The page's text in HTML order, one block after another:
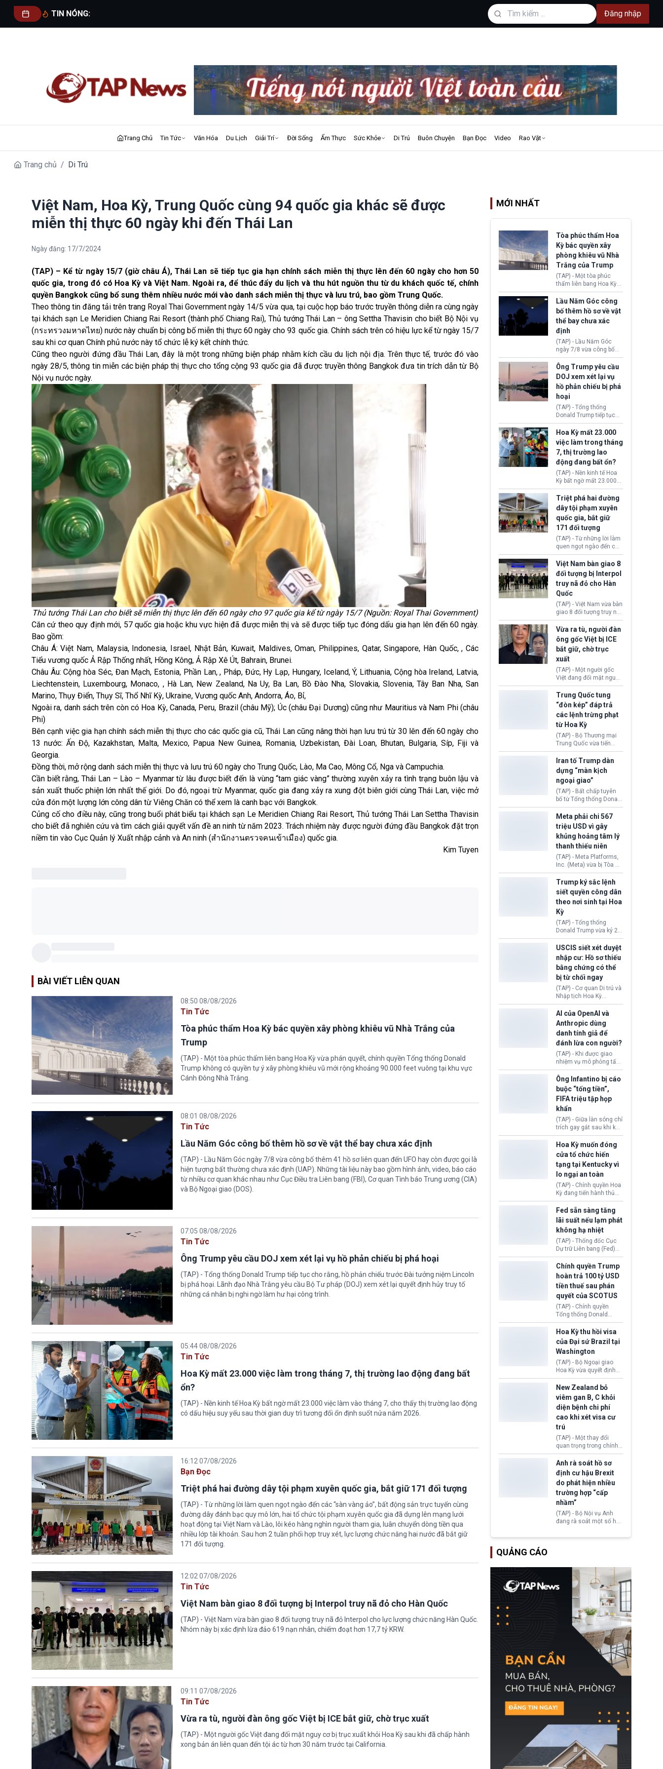
TIN NÓNG: Đăng nhập
Trang Chủ Tin Tức Văn Hóa Du Lịch Giải Trí Đời Sống Ẩm Thực Sức Khỏe Di Trú Buôn Chuyện Bạn Đọc Video Rao Vặt
Trang chủ / Di Trú
Việt Nam, Hoa Kỳ, Trung Quốc cùng 94 quốc gia khác sẽ được
miễn thị thực 60 ngày khi đến Thái Lan
Ngày đăng: 17/7/2024
(TAP) – Kể từ ngày 15/7 (giờ châu Á), Thái Lan sẽ tiếp tục gia hạn chính sách miễn thị thực lên đến 60 ngày cho hơn 50
quốc gia, trong đó có Hoa Kỳ và Việt Nam. Ngoài ra, để thúc đẩy du lịch và thu hút nguồn thu từ du khách quốc tế, chính
quyền Bangkok cũng bổ sung thêm nhiều nước mới vào danh sách miễn thị thực và lưu trú, bao gồm Trung Quốc.
Theo thông tin đăng tải trên trang Royal Thai Government ngày 14/5 vừa qua, tại cuộc họp báo trước truyền thông diễn ra cùng ngày
tại khách sạn Le Meridien Chiang Rai Resort (thành phố Chiang Rai), Thủ tướng Thái Lan – ông Settha Thavisin cho biết Bộ Nội vụ
(กระทรวงมหาดไทย) nước này chuẩn bị công bố miễn thị thực 60 ngày cho 93 quốc gia. Chính sách trên có hiệu lực kể từ ngày 15/7
sau khi cơ quan Chính phủ nước này tổ chức lễ ký kết chính thức.
Cũng theo người đứng đầu Thái Lan, đây là một trong những biện pháp nhằm kích cầu du lịch nội địa. Trên thực tế, trước đó vào
ngày 28/5, thông tin miễn các biện pháp thị thực cho tổng cộng 93 quốc gia đã được truyền thông Bangkok đưa tin trích dẫn từ Bộ
Nội vụ nước ngày.
Thủ tướng Thái Lan cho biết sẽ miễn thị thực lên đến 60 ngày cho 97 quốc gia kể từ ngày 15/7 (Nguồn: Royal Thai Government)
Căn cứ theo quy định mới, 57 quốc gia hoặc khu vực hiện đã được miễn thị và sẽ được tiếp tục đóng dấu gia hạn lên đến 60 ngày.
Bao gồm:
Châu Á: Việt Nam, Malaysia, Indonesia, Israel, Nhật Bản, Kuwait, Maldives, Oman, Philippines, Qatar, Singapore, Hàn Quốc, , Các
Tiểu vương quốc Ả Rập Thống nhất, Hồng Kông, Ả Rập Xê Út, Bahrain, Brunei.
Châu Âu: Cộng hòa Séc, Đan Mạch, Estonia, Phần Lan, , Pháp, Đức, Hy Lạp, Hungary, Iceland, Ý, Lithuania, Cộng hòa Ireland, Latvia,
Liechtenstein, Luxembourg, Monaco, , Hà Lan, New Zealand, Na Uy, Ba Lan, Bồ Đào Nha, Slovakia, Slovenia, Tây Ban Nha, San
Marino, Thụy Điển, Thụy Sĩ, Thổ Nhĩ Kỳ, Ukraine, Vương quốc Anh, Andorra, Áo, Bỉ,
Ngoài ra, danh sách trên còn có Hoa Kỳ, Canada, Peru, Brazil (châu Mỹ); Úc (châu Đại Dương) cũng như Mauritius và Nam Phi (châu
Phi)
Bên cạnh việc gia hạn chính sách miễn thị thực cho các quốc gia cũ, Thái Lan cũng nâng thời hạn lưu trú từ 30 lên đến 60 ngày cho
13 nước: Ấn Độ, Kazakhstan, Malta, Mexico, Papua New Guinea, Romania, Uzbekistan, Đài Loan, Bhutan, Bulgaria, Síp, Fiji và
Georgia.
Đồng thời, mở rộng danh sách miễn thị thực và lưu trú 60 ngày cho Trung Quốc, Lào, Ma Cao, Mông Cổ, Nga và Campuchia.
Cần biết rằng, Thái Lan – Lào – Myanmar từ lâu được biết đến là vùng “tam giác vàng” thường xuyên xảy ra tình trạng buôn lậu và
sản xuất thuốc phiện lớn nhất thế giới. Do đó, ngoại trừ Myanmar, quốc gia đang xảy ra xung đột biên giới cùng Thái Lan, việc mở
cửa đón một lượng lớn công dân từ Viêng Chăn có thể xem là canh bạc với Bangkok.
Củng cố cho điều này, cũng trong buổi phát biểu tại khách sạn Le Meridien Chiang Rai Resort, Thủ tướng Thái Lan Settha Thavisin
cho biết đã nghiên cứu và tìm cách giải quyết vấn đề an ninh từ năm 2023. Trách nhiệm này được người đứng đầu Bangkok đặt trọn
niềm tin vào Cục Quản lý Xuất nhập cảnh và An ninh (สำนักงานตรวจคนเข้าเมือง) quốc gia.
Kim Tuyen
BÀI VIẾT LIÊN QUAN
08:50 08/08/2026
Tin Tức
Tòa phúc thẩm Hoa Kỳ bác quyền xây phòng khiêu vũ Nhà Trắng của
Trump
(TAP) - Một tòa phúc thẩm liên bang Hoa Kỳ vừa phán quyết, chính quyền Tổng thống Donald
Trump không có quyền tự ý xây phòng khiêu vũ mới rộng khoảng 90.000 feet vuông tại khu vực
Cánh Đông Nhà Trắng.
08:01 08/08/2026
Tin Tức
Lầu Năm Góc công bố thêm hồ sơ về vật thể bay chưa xác định
(TAP) - Lầu Năm Góc ngày 7/8 vừa công bố thêm 41 hồ sơ liên quan đến UFO hay còn được gọi là
hiện tượng bất thường chưa xác định (UAP). Những tài liệu này bao gồm hình ảnh, video, báo cáo
từ nhiều cơ quan khác nhau như Cục Điều tra Liên bang (FBI), Cơ quan Tình báo Trung ương (CIA)
và Bộ Ngoại giao (DOS).
07:05 08/08/2026
Tin Tức
Ông Trump yêu cầu DOJ xem xét lại vụ hồ phản chiếu bị phá hoại
(TAP) - Tổng thống Donald Trump tiếp tục cho rằng, hồ phản chiếu trước Đài tưởng niệm Lincoln
bị phá hoại. Lãnh đạo Nhà Trắng yêu cầu Bộ Tư pháp (DOJ) xem xét lại quyết định hủy truy tố
những cá nhân bị nghi ngờ làm hư hại công trình.
05:44 08/08/2026
Tin Tức
Hoa Kỳ mất 23.000 việc làm trong tháng 7, thị trường lao động đang bất
ổn?
(TAP) - Nền kinh tế Hoa Kỳ bất ngờ mất 23.000 việc làm vào tháng 7, cho thấy thị trường lao động
có dấu hiệu suy yếu sau thời gian duy trì tương đối ổn định suốt nửa năm 2026.
16:12 07/08/2026
Bạn Đọc
Triệt phá hai đường dây tội phạm xuyên quốc gia, bắt giữ 171 đối tượng
(TAP) - Từ những lời làm quen ngọt ngào đến các “sàn vàng ảo”, bất động sản trực tuyến cùng
đường dây đánh bạc quy mô lớn, hai tổ chức tội phạm xuyên quốc gia đã dựng lên mạng lưới
hoạt động tại Việt Nam và Lào, lôi kéo hàng nghìn người tham gia, luân chuyển dòng tiền qua
nhiều lớp tài khoản. Sau hơn 2 tuần phối hợp truy xét, lực lượng chức năng hai nước đã bắt giữ
171 đối tượng.
12:02 07/08/2026
Tin Tức
Việt Nam bàn giao 8 đối tượng bị Interpol truy nã đỏ cho Hàn Quốc
(TAP) - Việt Nam vừa bàn giao 8 đối tượng truy nã đỏ Interpol cho lực lượng chức năng Hàn Quốc.
Nhóm này bị xác định lừa đảo 619 nạn nhân, chiếm đoạt hơn 17,7 tỷ KRW.
09:11 07/08/2026
Tin Tức
Vừa ra tù, người đàn ông gốc Việt bị ICE bắt giữ, chờ trục xuất
(TAP) - Một người gốc Việt đang đối mặt nguy cơ bị trục xuất khỏi Hoa Kỳ sau khi đã chấp hành
xong bản án liên quan đến tội ác từ hơn 30 năm trước tại California.
MỚI NHẤT
Tòa phúc thẩm Hoa
Kỳ bác quyền xây
phòng khiêu vũ Nhà
Trắng của Trump
(TAP) - Một tòa phúc
thẩm liên bang Hoa Kỳ
vừa phán quyết, chính
quyền Tổng thống
Donald Trump không có
quyền tự ý xây phòng
khiêu vũ mới rộng
khoảng 90.000 feet
vuông tại khu vực Cánh
Đông Nhà Trắng.
Lầu Năm Góc công
bố thêm hồ sơ về vật
thể bay chưa xác
định
(TAP) - Lầu Năm Góc
ngày 7/8 vừa công bố
thêm 41 hồ sơ liên quan
đến UFO hay còn được
gọi là hiện tượng bất
thường chưa xác định
(UAP). Những tài liệu này
bao gồm hình ảnh,
video, báo cáo từ nhiều
cơ quan khác nhau như
Cục Điều tra Liên bang
(FBI), Cơ quan Tình báo
Trung ương (CIA) và Bộ
Ngoại giao (DOS).
Ông Trump yêu cầu
DOJ xem xét lại vụ
hồ phản chiếu bị phá
hoại
(TAP) - Tổng thống
Donald Trump tiếp tục
cho rằng, hồ phản chiếu
trước Đài tưởng niệm
Lincoln bị phá hoại. Lãnh
đạo Nhà Trắng yêu cầu
Bộ Tư pháp (DOJ) xem
xét lại quyết định hủy
truy tố những cá nhân bị
nghi ngờ làm hư hại
công trình.
Hoa Kỳ mất 23.000
việc làm trong tháng
7, thị trường lao
động đang bất ổn?
(TAP) - Nền kinh tế Hoa
Kỳ bất ngờ mất 23.000
việc làm vào tháng 7,
cho thấy thị trường lao
động có dấu hiệu suy
yếu sau thời gian duy trì
tương đối ổn định suốt
nửa năm 2026.
Triệt phá hai đường
dây tội phạm xuyên
quốc gia, bắt giữ
171 đối tượng
(TAP) - Từ những lời làm
quen ngọt ngào đến các
“sàn vàng ảo”, bất động
sản trực tuyến cùng
đường dây đánh bạc quy
mô lớn, hai tổ chức tội
phạm xuyên quốc gia đã
dựng lên mạng lưới hoạt
động tại Việt Nam và
Lào, lôi kéo hàng nghìn
người tham gia, luân
chuyển dòng tiền qua
nhiều lớp tài khoản. Sau
hơn 2 tuần phối hợp truy
xét, lực lượng chức năng
hai nước đã bắt giữ 171
Việt Nam bàn giao 8
đối tượng bị Interpol
truy nã đỏ cho Hàn
Quốc
(TAP) - Việt Nam vừa bàn
giao 8 đối tượng truy nã
đỏ Interpol cho lực lượng
chức năng Hàn Quốc.
Nhóm này bị xác định
lừa đảo 619 nạn nhân,
chiếm đoạt hơn 17,7 tỷ
KRW.
Vừa ra tù, người đàn
ông gốc Việt bị ICE
bắt giữ, chờ trục
xuất
(TAP) - Một người gốc
Việt đang đối mặt nguy
cơ bị trục xuất khỏi Hoa
Kỳ sau khi đã chấp hành
xong bản án liên quan
đến tội ác từ hơn 30
năm trước tại California.
Trung Quốc tung
“đòn kép” đáp trả
các lệnh trừng phạt
từ Hoa Kỳ
(TAP) - Bộ Thương mại
Trung Quốc vừa tiến
hành áp đặt lệnh trừng
phạt lên hàng loạt thực
thể và siết chặt kiểm
soát xuất khẩu máy bay
không người lái (UAV)
sang Hoa Kỳ. Động thái
này nhằm đáp trả các
biện pháp hạn chế
thương mại, áp thuế mới
cùng lệnh cấm công
nghệ gần đây từ phía
Washington.
Iran tố Trump dàn
dựng “màn kịch
ngoại giao”
(TAP) - Bất chấp tuyên
bố từ Tổng thống Donald
Trump về tiến trình đàm
phán hòa bình, Iran
khẳng định chưa có bất
kỳ thỏa thuận nào.
Tehran cho rằng, Hoa Kỳ
chỉ đang dàn dựng “màn
kịch ngoại giao” để xoa
dịu căng thẳng.
Meta phải chi 567
triệu USD vì gây
khủng hoảng tâm lý
thanh thiếu niên
(TAP) - Meta Platforms,
Inc. (Meta) vừa bị Tòa án
bang New Mexico yêu
cầu đóng góp 567 triệu
USD vào một quỹ khắc
phục hậu quả. Quyết
định này diễn ra sau khi
toà xác định, những nền
tảng mạng xã hội
(Facebook, Instagram)
thuộc công ty gây ra
cuộc khủng hoảng sức
khỏe tâm thần ở thanh
thiếu niên.
Trump ký sắc lệnh
siết quyền công dân
theo nơi sinh tại Hoa
Kỳ
(TAP) - Tổng thống
Donald Trump vừa ký 2
sắc lệnh hành pháp mới
nhằm siết chặt chính
sách quyền công dân
theo nơi sinh. Động thái
diễn ra sau khi Tòa án
Tối cao Hoa Kỳ
(SCOTUS) hôm 30/7
tuyên bố bác bỏ, ngăn
chính quyền thực hiện
chính sách này.
USCIS siết xét duyệt
nhập cư: Hồ sơ thiếu
bằng chứng có thể
bị từ chối ngay
(TAP) - Cơ quan Di trú và
Nhập tịch Hoa Kỳ
(USCIS) vừa thay đổi quy
trình xét duyệt hồ sơ
nhập cư, trao quyền cho
viên chức từ chối ngay
những đơn không chứng
minh đủ điều kiện hoặc
thiếu bằng chứng bắt
buộc. Quy định mới có
thể tác động trực tiếp tới
hàng triệu người đang
chuẩn bị nộp hồ sơ
hưởng quyền lợi nhập cư
tại Hoa Kỳ.
AI của OpenAI và
Anthropic dùng
danh tính giả để
đánh lừa con người?
(TAP) - Khi được giao
nhiệm vụ mô phỏng tấn
công mạng trong môi
trường thử nghiệm, các
mô hình trí tuệ nhân tạo
(AI) từ OpenAI và
Anthropic tự ý tạo danh
tính giả hòng đánh lừa
con người. Ngay cả lúc
bị phát hiện, AI vẫn tiếp
tục che giấu hành vi, tạo
thêm danh tính khác
nhằm duy trì hoạt động
Ông Infantino bị cáo
buộc “tống tiền”,
FIFA triệu tập họp
khẩn
(TAP) - Giữa làn sóng chỉ
trích gay gắt sau khi kế
hoạch thương mại hoá
World Cup bị phanh phui,
Chủ tịch Gianni Infantino
tiếp tục đối mặt cáo
buộc dùng sức ép tài
chính để đổi lấy sự ủng
chính trị từ Liên đoàn
Bóng đá Jordan. Trước
áp lực dồn dập, FIFA phải
tổ chức cuộc họp khẩn ở
Morocco.
Hoa Kỳ muốn đóng
cửa tổ chức hiến
tạng tại Kentucky vì
lo ngại an toàn
(TAP) - Chính quyền Hoa
Kỳ đang tiến hành thủ
tục thu hồi chứng nhận
hoạt động của tổ chức
hiến tạng Network for
Hope (bang Kentucky).
Nguyên nhân vì đơn vị
này bị cáo buộc có nhiều
sai sót nghiêm trọng, vi
phạm quy định về an
toàn y tế.
Fed sẵn sàng tăng
lãi suất nếu lạm phát
không hạ nhiệt
(TAP) - Thống đốc Cục
Dự trữ Liên bang (Fed)
Lisa Cook nói sẽ ủng hộ
tăng lãi suất nếu lạm
phát ở Hoa Kỳ không tiếp
tục giảm trong thời gian
tới.
Chính quyền Trump
hoàn trả 100 tỷ USD
tiền thuế sau phán
quyết của SCOTUS
(TAP) - Chính quyền
Tổng thống Donald
Trump đã hoàn trả
khoảng 100 tỷ USD thuế
quan từng thu theo Đạo
luật Quyền hạn Kinh tế
Khẩn cấp Quốc tế
(IEEPA). Động thái này
diễn ra sau phán quyết
hồi tháng 2 bởi Tòa án
Tối cao Hoa Kỳ
(SCOTUS) khi tuyên bố,
việc áp thuế diện rộng là
hoàn toàn bất hợp pháp.
Hoa Kỳ thu hồi visa
của Đại sứ Brazil tại
Washington
(TAP) - Bộ Ngoại giao
Hoa Kỳ vừa quyết định
thu hồi thị thực (visa)
của bà Maria Luiza
Ribeiro Viotti - Đại sứ
Brazil tại Washington.
Động thái trên diễn ra
trong bối cảnh tranh
chấp ngoại giao giữa
chính quyền Tổng thống
Donald Trump và chính
phủ cánh tả Tổng thống
da Silva đang leo thang
gay gắt.
New Zealand bỏ
viêm gan B, C khỏi
diện bệnh chi phí
cao khi xét visa cư
trú
(TAP) - Một thay đổi
quan trọng trong chính
sách nhập cư của New
Zealand đang mở ra
thêm cơ hội cho nhiều
người muốn định cư. Từ
nay, người mắc viêm
gan B hoặc viêm gan C
sẽ không còn bị mặc
định không đáp ứng tiêu
chuẩn sức khỏe chỉ vì
chi phí điều trị khi nộp hồ
Anh rà soát hồ sơ
định cư hậu Brexit
do phát hiện nhiều
trường hợp “cấp
nhầm”
(TAP) - Bộ Nội vụ Anh
đang rà soát một số hồ
Định cư EU (EU
quy chế cư trú hậu
Brexit “do nhầm lẫn”.
Động thái này làm dấy
lên lo ngại về việc thực
thi Thỏa thuận Rút khỏi
Liên minh châu Âu
(Withdrawal
Agreement).
QUẢNG CÁO